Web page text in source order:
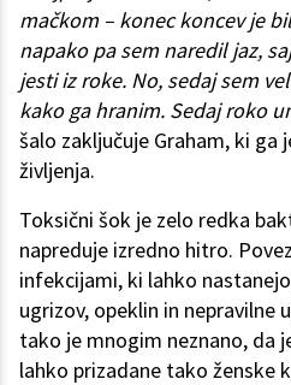
mačkom – konec koncev je
napako pa sem naredil jaz,
jesti iz roke. No, sedaj sem
kako ga hranim. Sedaj roko
šalo zaključuje Graham, ki ga
življenja.
Toksični šok je zelo redka
napreduje izredno hitro.
infekcijami, ki lahko
ugrizov, opeklin in nepravilne
tako je mnogim neznano, da
lahko prizadane tako ženske